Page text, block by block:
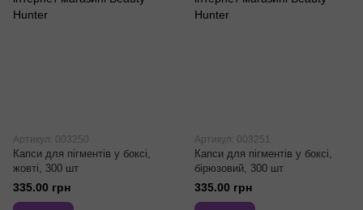
Артикул: 003250
Капси для пігментів у боксі,
жовті, 300 шт
335.00 грн
Артикул: 003251
Капси для пігментів у боксі,
бірюзовий, 300 шт
335.00 грн